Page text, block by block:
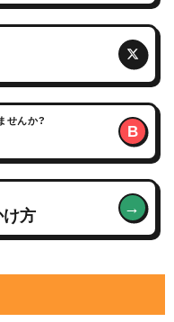
せんか?
B
け方 →